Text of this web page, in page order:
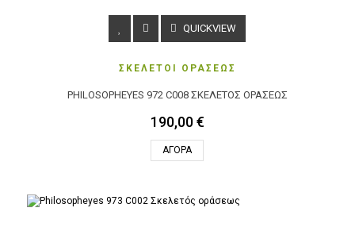
QUICKVIEW
ΣΚΕΛΕΤΟΙ ΟΡΑΣΕΩΣ
PHILOSOPHEYES 972 C008 ΣΚΕΛΕΤΌΣ ΟΡΆΣΕΩΣ
190,00 €
ΑΓΟΡΆ